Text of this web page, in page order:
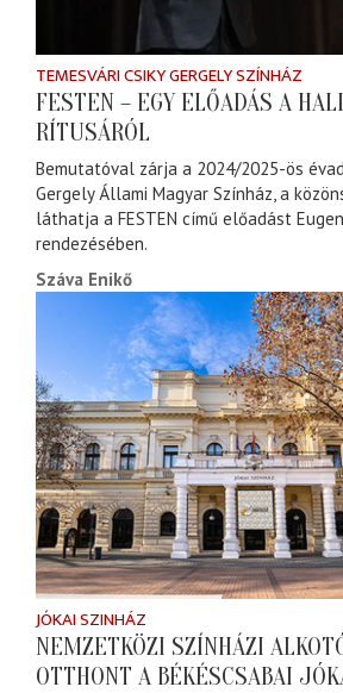
TEMESVÁRI CSIKY GERGELY SZÍNHÁZ
FESTEN – EGY ELŐADÁS A
RÍTUSÁRÓL
Bemutatóval zárja a 2024/2025-ös
Gergely Állami Magyar Színház, a
láthatja a FESTEN című előadást
rendezésében.
Száva Enikő
JÓKAI SZINHÁZ
NEMZETKÖZI SZÍNHÁZI
OTTHONT A BÉKÉSCSABAI